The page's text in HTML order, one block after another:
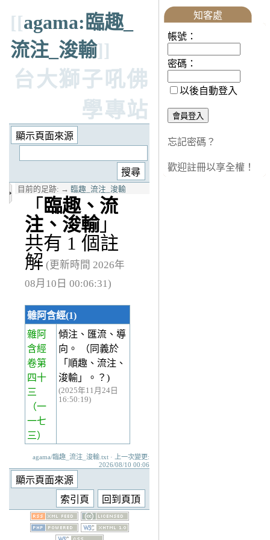
[[agama:臨趣_
流注_浚輸]]
台大獅子吼佛
學專站
目前的足跡: → 臨趣_流注_浚輸
「 臨趣、流
注、浚輸」
共有 1 個註
解 (更新時間 2026年
08月10日 00:06:31)
雜阿含經(1)
雜阿
含經
卷第
四十
三
（一
一七
三）
傾注、匯流、導
向。 （同義於
「順趣、流注、
浚輸」。？)
(2025年11月24日
16:50:19)
agama/臨趣_流注_浚輸.txt · 上一次變更:
2026/08/10 00:06
知客處
帳號：
密碼：
以後自動登入
忘記密碼？
歡迎註冊以享全權！